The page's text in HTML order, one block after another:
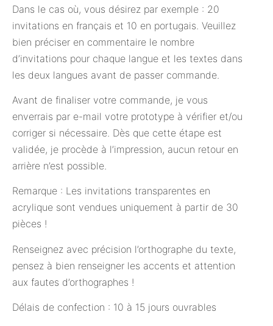
Dans le cas où, vous désirez par exemple : 20
invitations en français et 10 en portugais. Veuillez
bien préciser en commentaire le nombre
d’invitations pour chaque langue et les textes dans
les deux langues avant de passer commande.
Avant de finaliser votre commande, je vous
enverrais par e-mail votre prototype à vérifier et/ou
corriger si nécessaire. Dès que cette étape est
validée, je procède à l’impression, aucun retour en
arrière n’est possible.
Remarque : Les invitations transparentes en
acrylique sont vendues uniquement à partir de 30
pièces !
Renseignez avec précision l’orthographe du texte,
pensez à bien renseigner les accents et attention
aux fautes d’orthographes !
Délais de confection : 10 à 15 jours ouvrables